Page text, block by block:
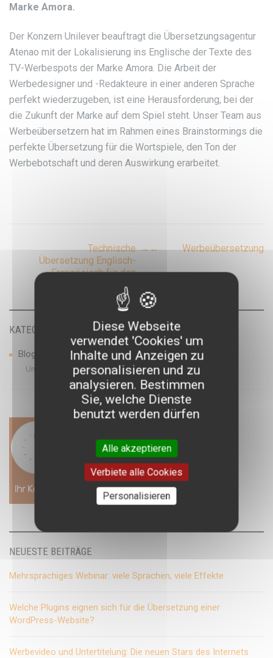
Marke Amora.
Der Konzern Unilever beauftragt die Übersetzungsagentur
Atenao mit der Lokalisierung ins Englische der Texte des
TV-Werbespots der Marke Amora. Die Arbeit der
Werbedesigner und -Redakteure in einer anderen Sprache
perfekt wiederzugeben, ist eine Herausforderung, bei der
die Zukunft der Marke auf dem Spiel steht. Unser Team aus
Werbeübersetzern hat im Rahmen eines Brainstormings die
perfekte Übersetzung für die Wortspiele, den Ton der
Werbebotschaft und deren Auswirkung erarbeitet.
Post
navigation
← Werbeübersetzung
Technische
Übersetzung Englisch-
Französisch für den
Konzern Saint-Gobain
→
KATEGORIEN
Blog
Untertitel
NEUESTE BEITRÄGE
Mehrsprachiges Webinar: viele Sprachen, viele Effekte
Welche Plugins eignen sich für die Übersetzung einer
WordPress-Website?
Werbevideo und Untertitelung: Die neuen Stars des Internets
Diese Webseite
verwendet 'Cookies' um
Inhalte und Anzeigen zu
personalisieren und zu
analysieren. Bestimmen
Sie, welche Dienste
benutzt werden dürfen
Alle akzeptieren
Verbiete alle Cookies
Personalisieren